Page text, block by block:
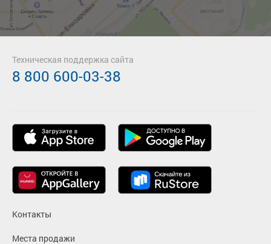
Контакты
Места продажи
Техническая поддержка сайта
8 800 600-03-38